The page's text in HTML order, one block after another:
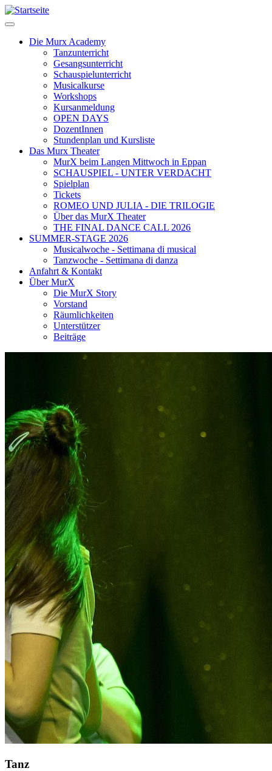
Direkt
zum
navigation
Die Murx Academy
Tanzunterricht
Gesangsunterricht
Schauspielunterricht
Musicalkurse
Workshops
Kursanmeldung
OPEN DAYS
DozentInnen
Stundenplan und Kursliste
Das Murx Theater
MurX beim Langen Mittwoch in Eppan
SCHAUSPIEL - UNTER VERDACHT
Spielplan
Tickets
ROMEO UND JULIA - DIE TRILOGIE
Über das MurX Theater
THE FINAL DANCE CALL 2026
SUMMER-STAGE 2026
Musicalwoche - Settimana di musical
Tanzwoche - Settimana di danza
Anfahrt & Kontakt
Über MurX
Die MurX Story
Vorstand
Räumlichkeiten
Unterstützer
Beiträge
Tanz